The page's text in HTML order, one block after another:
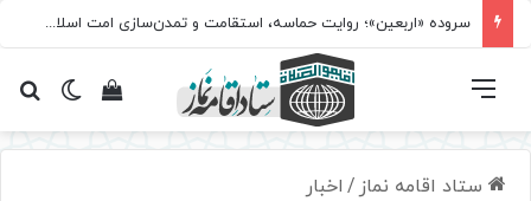
سروده‌ «اربعین»؛ روایت حماسه، استقامت و تمدن‌سازی امت اسلامی
تغییرمشاهده فهرست
ستاد اقامه نماز / اخبار